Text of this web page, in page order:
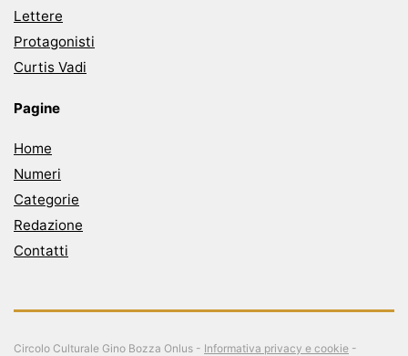
Lettere
Protagonisti
Curtis Vadi
Pagine
Home
Numeri
Categorie
Redazione
Contatti
Circolo Culturale Gino Bozza Onlus - Informativa privacy e cookie -